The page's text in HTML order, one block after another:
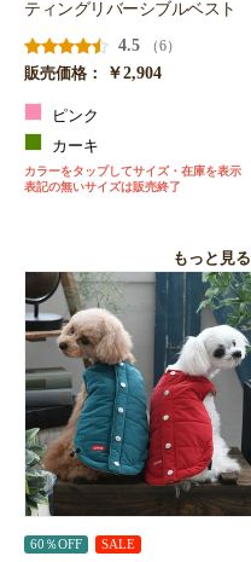
ティングリバーシブルベスト
4.5
（6）
販売価格：
￥2,904
ピンク
カーキ
カラーをタップしてサイズ・在庫を表示
表記の無いサイズは販売終了
もっと見る
60％OFF SALE